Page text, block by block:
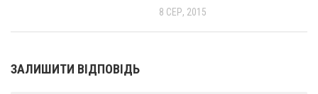
8 СЕР, 2015
ЗАЛИШИТИ ВІДПОВІДЬ